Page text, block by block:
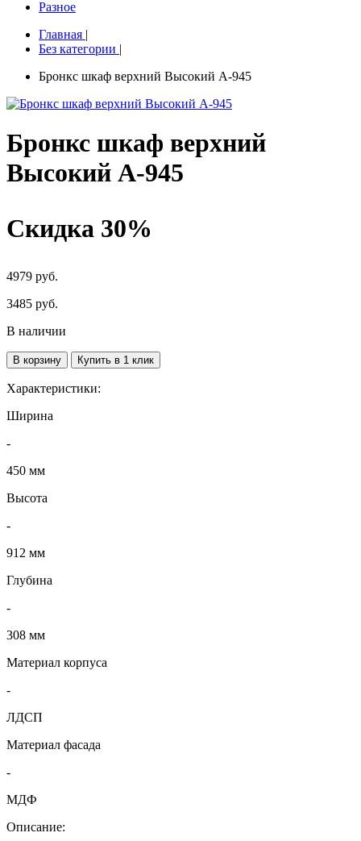
Разное
Главная |
Без категории |
Бронкс шкаф верхний Высокий А-945
Бронкс шкаф верхний
Высокий А-945
Скидка 30%
4979 руб.
3485 руб.
В наличии
В корзину Купить в 1 клик
Характеристики:
Ширина
-
450 мм
Высота
-
912 мм
Глубина
-
308 мм
Материал корпуса
-
ЛДСП
Материал фасада
-
МДФ
Описание: